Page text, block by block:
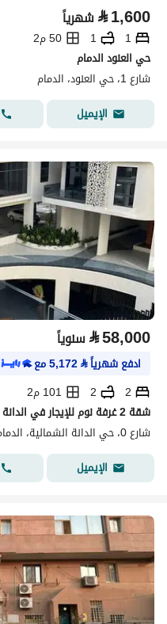
⃁1,600 شهرياً
1
1
50 م2
حي العنود الدمام
شارع 1، حي العنود، الدمام
الإيميل
⃁58,000 سنوياً
ادفع شهرياً⃁
5,172مع
2
2
101 م2
شقة 2 غرفة نوم للإيجار في الدانة الشمالية، الظهران
شارع 0، حي الدانة الشمالية، الدمام
الإيميل